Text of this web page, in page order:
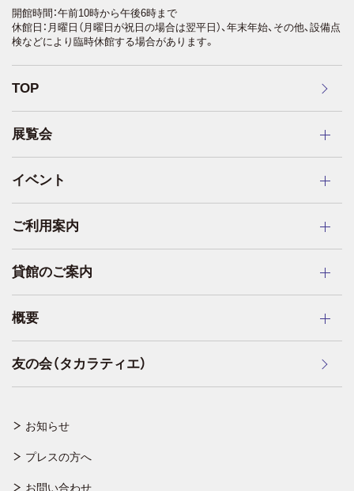
お知らせ
プレスの方へ
お問い合わせ
TOP
展覧会
イベント
ご利用案内
貸館のご案内
概要
友の会（タカラティエ）
開館時間：午前10時から午後6時まで
休館日：月曜日（月曜日が祝日の場合は翌平日）、年末年始、その他、設備点
検などにより臨時休館する場合があります。